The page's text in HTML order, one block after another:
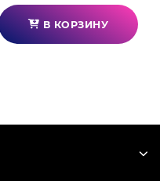
В КОРЗИНУ